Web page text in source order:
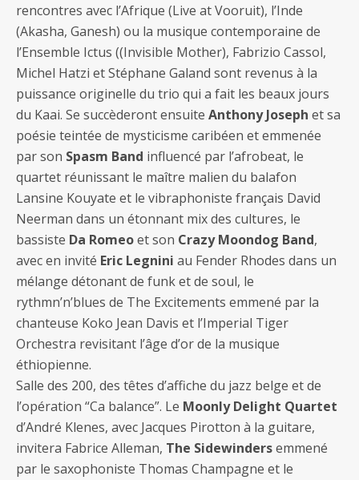
rencontres avec l’Afrique (Live at Vooruit), l’Inde
(Akasha, Ganesh) ou la musique contemporaine de
l’Ensemble Ictus ((Invisible Mother), Fabrizio Cassol,
Michel Hatzi et Stéphane Galand sont revenus à la
puissance originelle du trio qui a fait les beaux jours
du Kaai. Se succèderont ensuite Anthony Joseph et sa
poésie teintée de mysticisme caribéen et emmenée
par son Spasm Band influencé par l’afrobeat, le
quartet réunissant le maître malien du balafon
Lansine Kouyate et le vibraphoniste français David
Neerman dans un étonnant mix des cultures, le
bassiste Da Romeoet son Crazy Moondog Band,
avec en invité Eric Legnini au Fender Rhodes dans un
mélange détonant de funk et de soul, le
rythmn’n’blues de The Excitements emmené par la
chanteuse Koko Jean Davis et l’Imperial Tiger
Orchestra revisitant l’âge d’or de la musique
éthiopienne.
Salle des 200, des têtes d’affiche du jazz belge et de
l’opération “Ca balance”. Le Moonly Delight Quartet
d’André Klenes, avec Jacques Pirotton à la guitare,
invitera Fabrice Alleman, The Sidewindersemmené
par le saxophoniste Thomas Champagne et le